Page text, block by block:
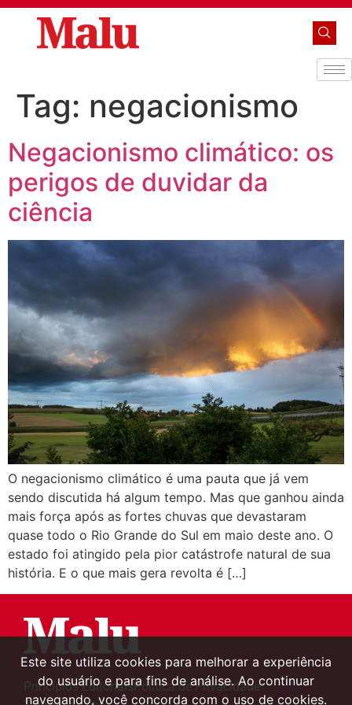
Tag: negacionismo
Negacionismo climático: os
perigos de duvidar da
ciência
O negacionismo climático é uma pauta que já vem
sendo discutida há algum tempo. Mas que ganhou ainda
mais força após as fortes chuvas que devastaram
quase todo o Rio Grande do Sul em maio deste ano. O
estado foi atingido pela pior catástrofe natural de sua
história. E o que mais gera revolta é […]
Princípios EditoriaisPolítica de Privacidade
Este site utiliza cookies para melhorar a experiência
do usuário e para fins de análise. Ao continuar
navegando, você concorda com o uso de cookies.